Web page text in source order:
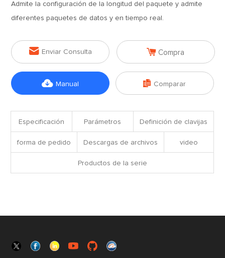
Admite la configuración de la longitud del paquete y admite
diferentes paquetes de datos y en tiempo real.
 Enviar Consulta  Compra
 Manual  Comparar
Especificación Parámetros Definición de clavijas
forma de pedido Descargas de archivos video
Productos de la serie